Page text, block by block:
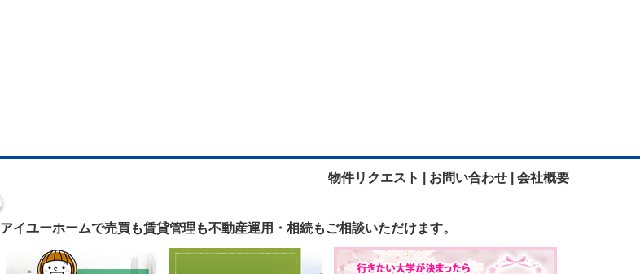
物件リクエスト | お問い合わせ | 会社概要
アイユーホームで売買も賃貸管理も不動産運用・相続も ご相談いただけます。